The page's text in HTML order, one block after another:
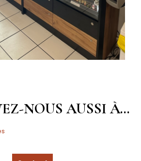
NOUS AUSSI À…